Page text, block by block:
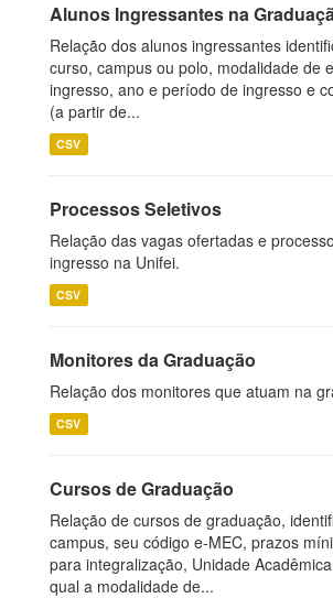
Alunos Ingressantes na
Relação dos alunos ingressantes
curso, campus ou polo, modalidade de
ingresso, ano e período de ingresso e
(a partir de...
CSV
Processos Seletivos
Relação das vagas ofertadas e
ingresso na Unifei.
CSV
Monitores da Graduação
Relação dos monitores que atuam na
CSV
Cursos de Graduação
Relação de cursos de graduação,
campus, seu código e-MEC, prazos
para integralização, Unidade
qual a modalidade de...